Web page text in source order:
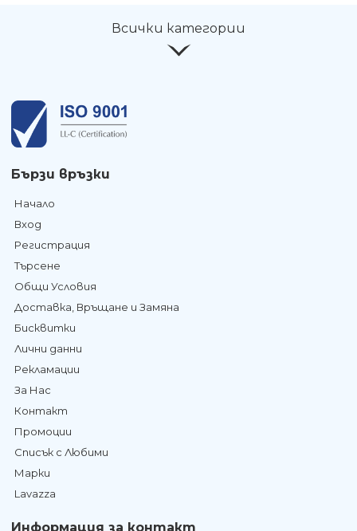
Всички категории
Бързи връзки
Начало
Вход
Регистрация
Търсене
Общи Условия
Доставка, Връщане и Замяна
Бисквитки
Лични данни
Рекламации
За Нас
Контакт
Промоции
Списък с Любими
Марки
Lavazza
Информация за контакт